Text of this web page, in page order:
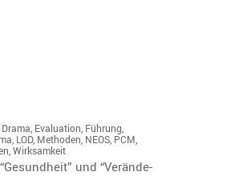
Drama Evaluation Führung
LOD, Methoden NEOS PCM
,Wirksamkeit
und “Verän­de­